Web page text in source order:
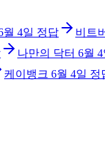
월 4일 정답 비트
나만의 닥터 6월 4
케이뱅크 6월 4일 정